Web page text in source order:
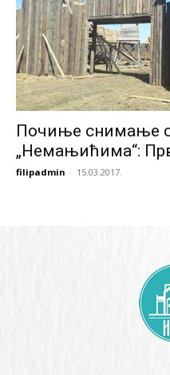
Почиње снимање
„Немањићима“:
filipadmin - 15.03.2017.